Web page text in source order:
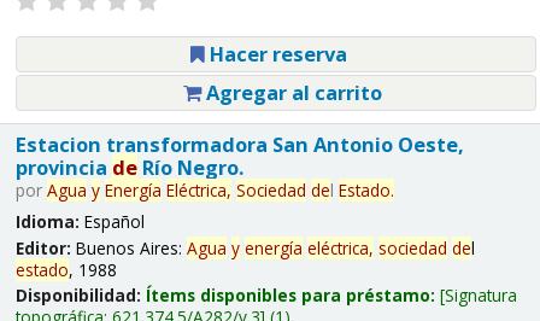
Hacer reserva
Agregar al carrito
Estacion transformadora San Antonio Oeste,
provincia deRío Negro.
por Agua y Energía Eléctrica, Sociedad del Estado.
Idioma: Español
Editor: Buenos Aires: Agua y energía eléctrica, sociedad del
estado, 1988
Disponibilidad: Ítems disponibles para préstamo: Signatura